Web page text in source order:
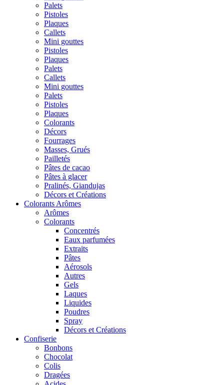
Palets
Pistoles
Plaques
Callets
Mini gouttes
Pistoles
Plaques
Palets
Callets
Mini gouttes
Palets
Pistoles
Plaques
Colorants
Décors
Fourrages
Masses, Grués
Pailletés
Pâtes de cacao
Pâtes à glacer
Pralinés, Giandujas
Décors et Créations
Colorants Arômes
Arômes
Colorants
Concentrés
Eaux parfumées
Extraits
Pâtes
Aérosols
Autres
Gels
Laques
Liquides
Poudres
Spray
Décors et Créations
Confiserie
Bonbons
Chocolat
Colis
Dragées